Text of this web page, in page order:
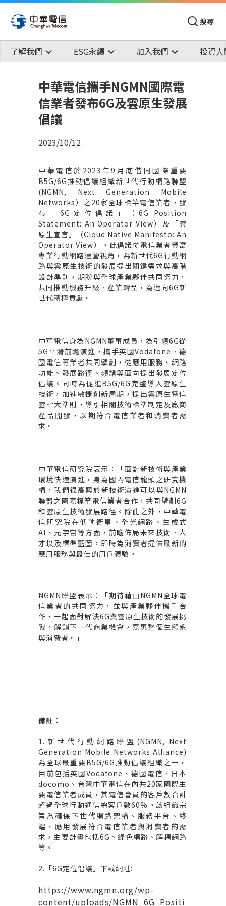
搜尋
了解我們 ESG永續 加入我們 投資
中華電信攜手NGMN國際電
信業者發布6G及雲原生發展
倡議
2023/10/12
中華電信於 2023 年9 月底偕同國際重要
B5G/6G推動倡議組織新世代行動網路聯盟
(NGMN, Next Generation Mobile
Networks）之20家全球標竿電信業者，發
布「6G 定位倡議」（ 6G Position
Statement: An Operator View）及「雲
原生宣言」（Cloud Native Manifesto: An
Operator View）。此倡議從電信業者豐富
專業行動網路運營視角，為新世代6G行動網
路與雲原生技術的發展提出關鍵需求與高階
設計準則，期盼與全球產業夥伴共同努力，
共同推動服務升級、產業轉型，為邁向6G新
世代積極貢獻。
中華電信身為NGMN董事成員，為引領6G從
5G平滑前瞻演進，攜手英國Vodafone 、德
國電信等業者共同擘劃，從應用服務、網路
功能、發展路徑、頻譜等面向提出發展定位
倡議。同時為促進B5G/6G完整導入雲原生
技術，加速敏捷創新周期，提出雲原生電信
雲七大準則，導引相關技術標準制定及廠商
產品開發，以期符合電信業者和消費者需
求。
中華電信研究院表示：「面對新技術與產業
環境快速演進，身為國內電信龍頭之研究機
構，我們很高興於新技術演進可以與NGMN
聯盟之國際標竿電信業者合作，共同擘劃6G
和雲原生技術發展路徑。除此之外，中華電
信研究院在低軌衛星、全光網路、生成式
AI 、元宇宙等方面，前瞻佈局未來技術、人
才以及標準藍圖，即時為消費者提供最新的
應用服務與最佳的用戶體驗。」
NGMN聯盟表示：「期待藉由NGMN全球電
信業者的共同努力，並與產業夥伴攜手合
作，一起面對解決6G與雲原生技術的發展挑
戰，解鎖下一代商業機會，嘉惠整個生態系
與消費者。」
備註：
1. 新世代行動網路聯盟 (NGMN, Next
Generation Mobile Networks Alliance)
為全球最重要B5G/6G推動倡議組織之一，
目前包括英國Vodafone 、德國電信、日本
docomo 、台灣中華電信在內共20家國際主
要電信業者成員，其電信會員的客戶數合計
超過全球行動通信總客戶數60% 。該組織宗
旨為確保下世代網路架構、服務平台、終
端、應用發展符合電信業者與消費者的需
求，主要計畫包括6G 、綠色網路、解耦網路
等。
2. 「6G定位倡議」下載網址:
https://www.ngmn.org/wp-
content/uploads/NGMN_6G_Positi